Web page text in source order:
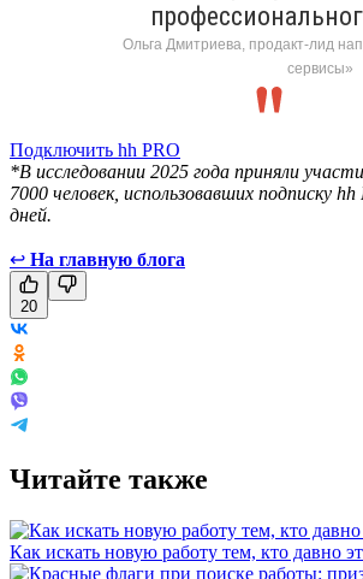
Ольга Дмитриева, продакт-лид
сервисы»
Подключить hh PRO
*В исследовании 2025 года приняли
7000 человек, использовавших подписку
дней.
↩ На главную блога
20
Читайте также
Как искать новую работу тем, кто давно